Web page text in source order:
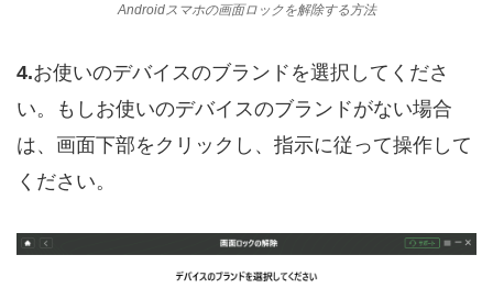
Androidスマホの画面ロックを解除する方法
4.お使いのデバイスのブランドを選択してくださ
い。もしお使いのデバイスのブランドがない場合
は、画面下部をクリックし、指示に従って操作して
ください。